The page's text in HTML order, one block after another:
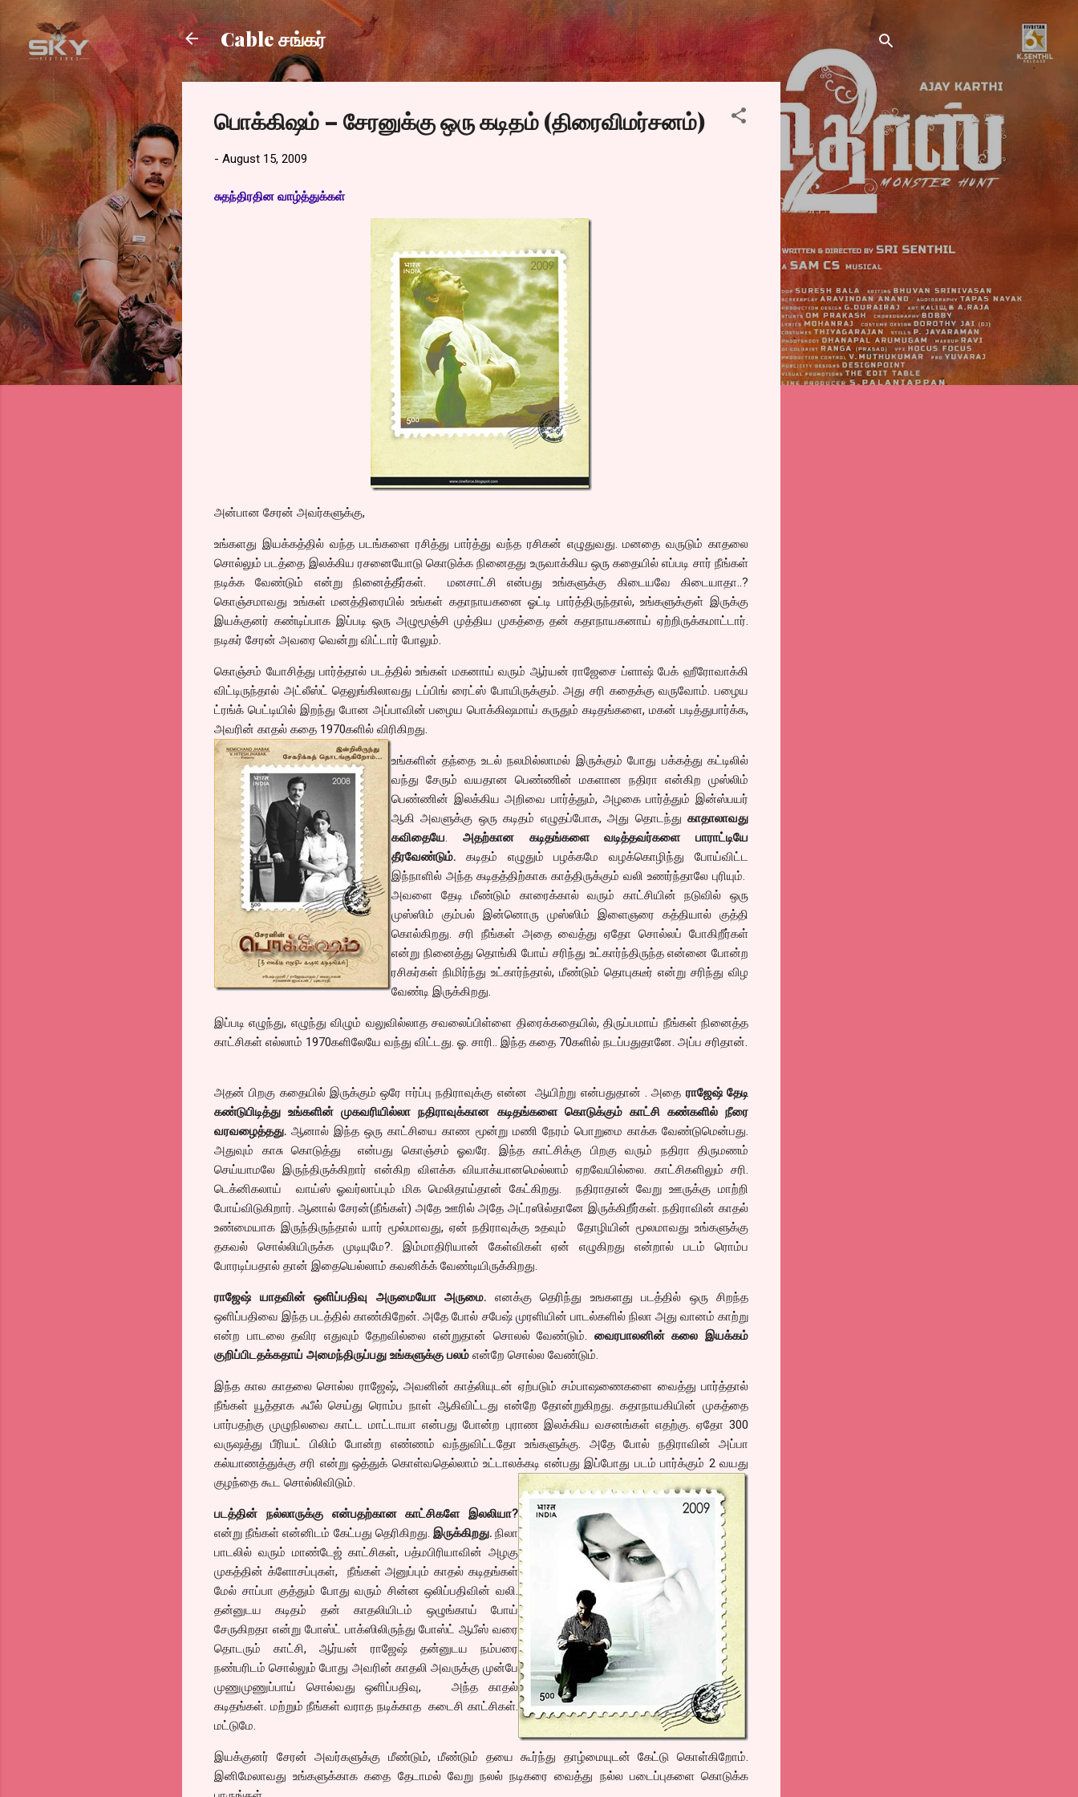
Skip to main content
Cable சங்கர்
பொக்கிஷம் – சேரனுக்கு ஒரு கடிதம் (திரைவிமர்சனம்)
- August 15, 2009
சுதந்திரதின வாழ்த்துக்கள்
அன்பான சேரன் அவர்களுக்கு,
உங்களது இயக்கத்தில் வந்த படங்களை ரசித்து பார்த்து வந்த ரசிகன் எழுதுவது. மனதை வருடும் காதலை
சொல்லும் படத்தை இலக்கிய ரசனையோடு கொடுக்க நினைதது உருவாக்கிய ஒரு கதையில் எப்படி சார் நீங்கள்
நடிக்க வேண்டும் என்று நினைத்தீர்கள். மனசாட்சி என்பது உங்களுக்கு கிடையவே கிடையாதா..?
கொஞ்சமாவது உங்கள் மனத்திரையில் உங்கள் கதாநாயகனை ஓட்டி பார்த்திருந்தால், உங்களுக்குள் இருக்கு
இயக்குனர் கண்டிப்பாக இப்படி ஒரு அழுமூஞ்சி முத்திய முகத்தை தன் கதாநாயகனாய் ஏற்றிருக்கமாட்டார்.
நடிகர் சேரன் அவரை வென்று விட்டார் போலும்.
கொஞ்சம் யோசித்து பார்த்தால் படத்தில் உங்கள் மகனாய் வரும் ஆர்யன் ராஜேசை ப்ளாஷ் பேக் ஹீரோவாக்கி
விட்டிருந்தால் அட்லீஸ்ட் தெலுங்கிலாவது டப்பிங் ரைட்ஸ் போயிருக்கும். அது சரி கதைக்கு வருவோம். பழைய
ட்ரங்க் பெட்டியில் இறந்து போன அப்பாவின் பழைய பொக்கிஷமாய் கருதும் கடிதங்களை, மகன் படித்துபார்க்க,
அவரின் காதல் கதை 1970களில் விரிகிறது.
உங்களின் தந்தை உடல் நலமில்லாமல் இருக்கும் போது பக்கத்து கட்டிலில்
வந்து சேரும் வயதான பெண்ணின் மகளான நதிரா என்கிற முஸ்லிம்
பெண்ணின் இலக்கிய அறிவை பார்த்தும், அழகை பார்த்தும் இன்ஸ்பயர்
ஆகி அவளுக்கு ஒரு கடிதம் எழுதப்போக, அது தொடந்து காதாலாவது
கவிதையே
அதற்கான கடிதங்களை வடித்தவர்களை பாராட்டியே
தீரவேண்டும். கடிதம் எழுதும் பழக்கமே வழக்கொழிந்து போய்விட்ட
இந்நாளில் அந்த கடிதத்திற்காக காத்திருக்கும் வலி உணர்ந்தாலே புரியும்.
அவளை தேடி மீண்டும் காரைக்கால் வரும் காட்சியின் நடுவில் ஒரு
முஸ்ஸிம் கும்பல் இன்னொரு முஸ்ஸிம் இளைஞரை கத்தியால் குத்தி
கொல்கிறது. சரி நீங்கள் அதை வைத்து ஏதோ சொல்லப் போகிறீர்கள்
என்று நினைத்து தொங்கி போய் சரிந்து உட்கார்ந்திருந்த என்னை போன்ற
ரசிகர்கள் நிமிர்ந்து உட்கார்ந்தால், மீண்டும் தொபுகடீர் என்று சரிந்து விழ
வேண்டி இருக்கிறது.
இப்படி எழுந்து, எழுந்து விழும் வலுவில்லாத சவலைப்பிள்ளை திரைக்கதையில், திருப்பமாய் நீங்கள் நினைத்த
காட்சிகள் எல்லாம் 1970களிலேயே வந்து விட்டது. ஓ. சாரி.. இந்த கதை 70களில் நடப்பதுதானே. அப்ப சரிதான்.
அதன் பிறகு கதையில் இருக்கும் ஒரே ஈர்ப்பு நதிராவுக்கு என்ன ஆயிற்று என்பதுதான் . அதை ராஜேஷ் தேடி
கண்டுபிடித்து உங்களின் முகவரியில்லா நதிராவுக்கான கடிதங்களை கொடுக்கும் காட்சி கண்களில் நீரை
வரவழைத்தது. ஆனால் இந்த ஒரு காட்சியை காண மூன்று மணி நேரம் பொறுமை காக்க வேண்டுமென்பது.
அதுவும் காசு கொடுத்து என்பது கொஞ்சம் ஓவரே. இந்த காட்சிக்கு பிறகு வரும் நதிரா திருமணம்
செய்யாமலே இருந்திருக்கிறார் என்கிற விளக்க வியாக்யானமெல்லாம் ஏறவேயில்லை. காட்சிகளிலும் சரி.
டெக்னிகலாய் வாய்ஸ் ஓவர்லாப்பும் மிக மெலிதாய்தான் கேட்கிறது. நதிராதான் வேறு ஊருக்கு மாற்றி
போய்விடுகிறார். ஆனால் சேரன்(நீங்கள்) அதே ஊரில் அதே அட்ரஸில்தானே இருக்கிறீர்கள். நதிராவின் காதல்
உண்மையாக இருந்திருந்தால் யார் மூல்மாவது, ஏன் நதிராவுக்கு உதவும் தோழியின் மூலமாவது உங்களுக்கு
தகவல் சொல்லியிருக்க முடியுமே?. இம்மாதிரியான் கேள்விகள் ஏன் எழுகிறது என்றால் படம் ரொம்ப
போரடிப்பதால் தான் இதையெல்லாம் கவனிக்க் வேண்டியிருக்கிறது.
ராஜேஷ் யாதவின் ஒளிப்பதிவு அருமையோ அருமை. எனக்கு தெரிந்து உஙகளது படத்தில் ஒரு சிறந்த
ஒளிப்பதிவை இந்த படத்தில் காண்கிறேன். அதே போல் சபேஷ் முரளியின் பாடல்களில் நிலா அது வானம் காற்று
என்ற பாடலை தவிர எதுவும் தேறவில்லை என்றுதான் சொலல் வேண்டும். வைரபாலனின் கலை இயக்கம்
குறிப்பிடதக்கதாய் அமைந்திருப்பது உங்களுக்கு பலம் என்றே சொல்ல வேண்டும்.
இந்த கால காதலை சொல்ல ராஜேஷ், அவனின் காத்லியுடன் ஏற்படும் சம்பாஷணைகளை வைத்து பார்த்தால்
நீங்கள் யூத்தாக ஃபீல் செய்து ரொம்ப நாள் ஆகிவிட்டது என்றே தோன்றுகிறது. கதாநாயகியின் முகத்தை
பார்பதற்கு முழுநிலவை காட்ட மாட்டாயா என்பது போன்ற புராண இலக்கிய வசனங்கள் எதற்கு. ஏதோ 300
வருஷத்து பீரியட் பிலிம் போன்ற எண்ணம் வந்துவிட்டதோ உங்களுக்கு. அதே போல் நதிராவின் அப்பா
கல்யாணத்துக்கு சரி என்று ஒத்துக் கொள்வதெல்லாம் உட்டாலக்கடி என்பது இப்போது படம் பார்க்கும் 2 வயது
குழந்தை கூட சொல்லிவிடும்.
படத்தின் நல்லாருக்கு என்பதற்கான காட்சிகளே இலலியா?
என்று நீங்கள் என்னிடம் கேட்பது தெரிகிறது. இருக்கிறது.நிலா
பாடலில் வரும் மாண்டேஜ் காட்சிகள், பத்மபிரியாவின் அழகு
முகத்தின் க்ளோசப்புகள், நீங்கள் அனுப்பும் காதல் கடிதங்கள்
மேல் சாப்பா குத்தும் போது வரும் சின்ன ஒலிப்பதிவின் வலி.
தன்னுடய கடிதம் தன் காதலியிடம் ஒழுங்காய் போய்
சேருகிறதா என்று போஸ்ட் பாக்ஸிலிருந்து போஸ்ட் ஆபீஸ் வரை
தொடரும் காட்சி, ஆர்யன் ராஜேஷ் தன்னுடய நம்பரை
நண்பரிடம் சொல்லும் போது அவரின் காதலி அவருக்கு முன்பே
முணுமுணுப்பாய் சொல்வது ஒளிப்பதிவு, அந்த காதல்
கடிதங்கள். மற்றும் நீங்கள் வராத நடிக்காத கடைசி காட்சிகள்.
மட்டுமே.
இயக்குனர் சேரன் அவர்களுக்கு மீண்டும், மீண்டும் தயை கூர்ந்து தாழ்மையுடன் கேட்டு கொள்கிறோம்.
இனிமேலாவது உங்களுக்காக கதை தேடாமல் வேறு நலல் நடிகரை வைத்து நல்ல படைப்புகளை கொடுக்க